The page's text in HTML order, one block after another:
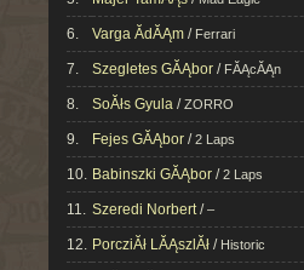
6. Varga ĂdĂĄm / Ferrari
7. Szegletes GĂĄbor / FĂĄcĂĄn
8. SoĂłs Gyula /ZORRO
9. Fejes GĂĄbor /2 Laps
10. Babinszki GĂĄbor /2 Laps
11. Szeredi Norbert/–
12. PorcziĂł LĂĄszlĂł / Historic